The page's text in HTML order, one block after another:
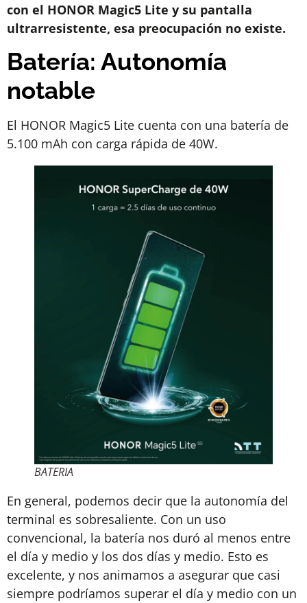
con el HONOR Magic5 Lite y su pantalla
ultrarresistente, esa preocupación no existe.
Batería: Autonomía
notable
El HONOR Magic5 Lite cuenta con una batería de
5.100 mAh con carga rápida de 40W.
BATERIA
En general, podemos decir que la autonomía del
terminal es sobresaliente. Con un uso
convencional, la batería nos duró al menos entre
el día y medio y los dos días y medio. Esto es
excelente, y nos animamos a asegurar que casi
siempre podríamos superar el día y medio con un